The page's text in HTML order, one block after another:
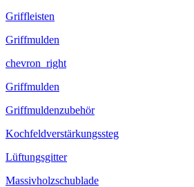
Griffleisten
Griffmulden
chevron_right
Griffmulden
Griffmuldenzubehör
Kochfeldverstärkungssteg
Lüftungsgitter
Massivholzschublade